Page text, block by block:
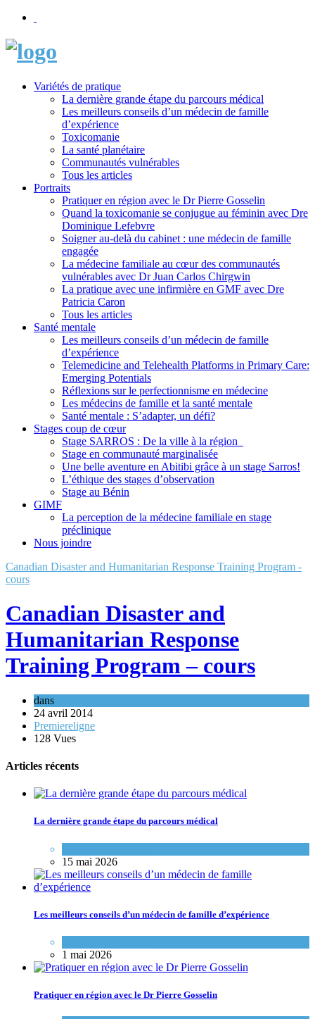
Variétés de pratique
La dernière grande étape du parcours médical
Les meilleurs conseils d’un médecin de famille
d’expérience
Toxicomanie
La santé planétaire
Communautés vulnérables
Tous les articles
Portraits
Pratiquer en région avec le Dr Pierre Gosselin
Quand la toxicomanie se conjugue au féminin avec Dre
Dominique Lefebvre
Soigner au-delà du cabinet : une médecin de famille
engagée
La médecine familiale au cœur des communautés
vulnérables avec Dr Juan Carlos Chirgwin
La pratique avec une infirmière en GMF avec Dre
Patricia Caron
Tous les articles
Santé mentale
Les meilleurs conseils d’un médecin de famille
d’expérience
Telemedicine and Telehealth Platforms in Primary Care:
Emerging Potentials
Réflexions sur le perfectionnisme en médecine
Les médecins de famille et la santé mentale
Santé mentale : S’adapter, un défi?
Stages coup de cœur
Stage SARROS : De la ville à la région
Stage en communauté marginalisée
Une belle aventure en Abitibi grâce à un stage Sarros!
L’éthique des stages d’observation
Stage au Bénin
GIMF
La perception de la médecine familiale en stage
préclinique
Nous joindre
Canadian Disaster and Humanitarian Response Training Program -
cours
Canadian Disaster and
Humanitarian Response
Training Program – cours
dans
24 avril 2014
Premiereligne
128 Vues
Articles récents
La dernière grande étape du parcours médical
15 mai 2026
Les meilleurs conseils d’un médecin de famille d’expérience
1 mai 2026
Pratiquer en région avec le Dr Pierre Gosselin